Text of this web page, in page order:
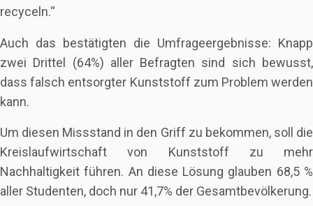
recyceln.“
Auch das bestätigten die Umfrageergebnisse: Knapp
zwei Drittel (64%) aller Befragten sind sich bewusst,
dass falsch entsorgter Kunststoff zum Problem werden
kann.
Um diesen Missstand in den Griff zu bekommen, soll die
Kreislaufwirtschaft von Kunststoff zu mehr
Nachhaltigkeit führen. An diese Lösung glauben 68,5 %
aller Studenten, doch nur 41,7% der Gesamtbevölkerung.